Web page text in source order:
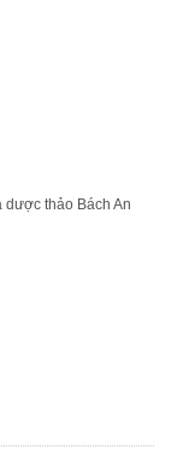
dược thảo Bách An